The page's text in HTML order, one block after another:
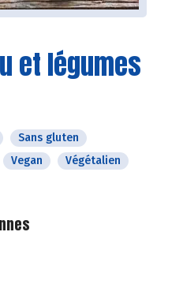
et légumes
Sans gluten
Vegan
Végétalien